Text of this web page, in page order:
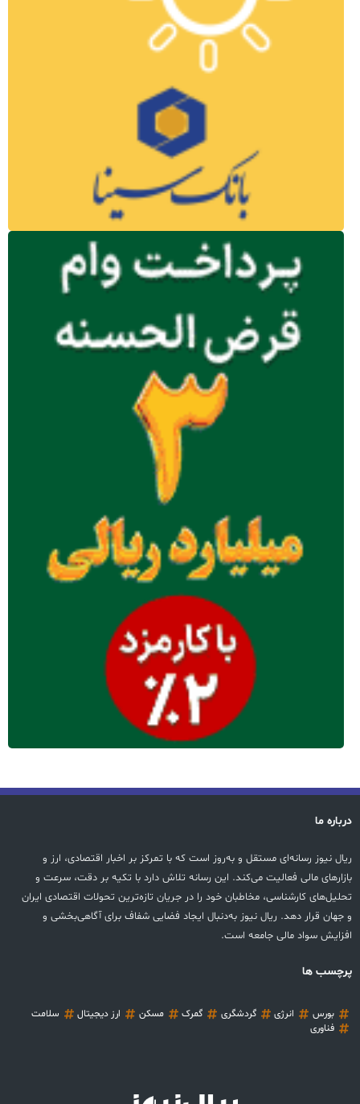
درباره ما
ریال نیوز رسانه‌ای مستقل و به‌روز است که با تمرکز بر اخبار اقتصادی، ارز و
بازارهای مالی فعالیت می‌کند. این رسانه تلاش دارد با تکیه بر دقت، سرعت و
تحلیل‌های کارشناسی، مخاطبان خود را در جریان تازه‌ترین تحولات اقتصادی ایران
و جهان قرار دهد. ریال نیوز به‌دنبال ایجاد فضایی شفاف برای آگاهی‌بخشی و
افزایش سواد مالی جامعه است.
پرچسب ها
بورس انرژی گردشگری گمرک مسکن ارز دیجیتال
سلامت
فناوری